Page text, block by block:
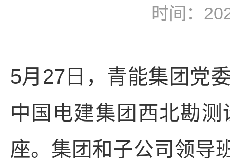
时间：
5月27日，青能集团党
中国电建集团西北勘
座。集团和子公司领导